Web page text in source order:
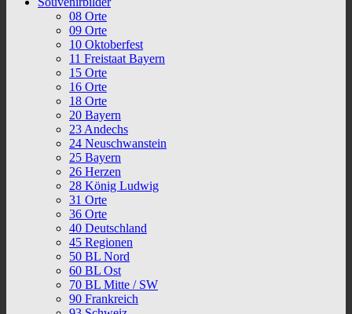
08 Orte
09 Orte
10 Oktoberfest
11 Freistaat Bayern
15 Orte
16 Orte
18 Orte
20 Bayern
23 Andechs
24 Neuschwanstein
25 Bayern
26 Herzen
28 König Ludwig
31 Orte
36 Orte
40 Deutschland
45 Regionen
50 BL Nord
60 BL Ost
70 BL Mitte / SW
90 Frankreich